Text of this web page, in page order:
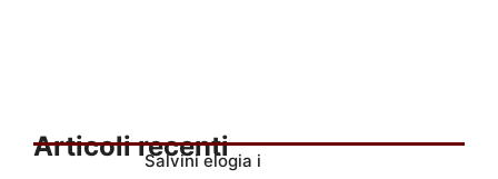
Articoli recenti
Salvini elogia i